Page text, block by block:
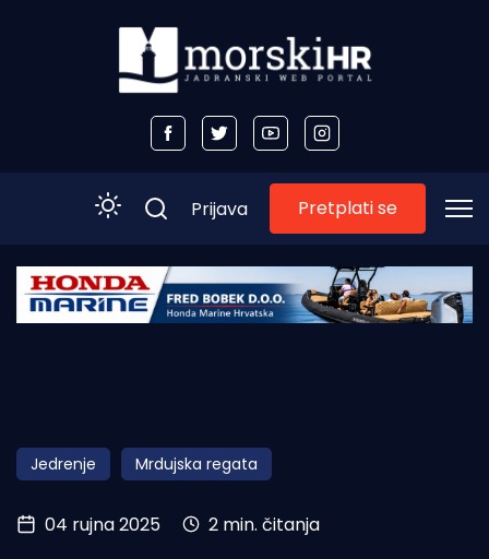
Početna
Obala
Otoci
Turizam i nautika
Prijava Pretplati se
Jedrenje Mrdujska regata
04 rujna 2025 2 min. čitanja